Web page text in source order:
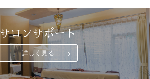
サロンサポート
詳しく見る